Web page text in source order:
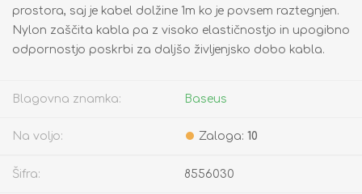
prostora, saj je kabel dolžine 1m ko je povsem raztegnjen.
Nylon zaščita kabla pa z visoko elastičnostjo in upogibno
odpornostjo poskrbi za daljšo življenjsko dobo kabla.
Blagovna znamka: Baseus
Na voljo: Zaloga: 10
Šifra: 8556030